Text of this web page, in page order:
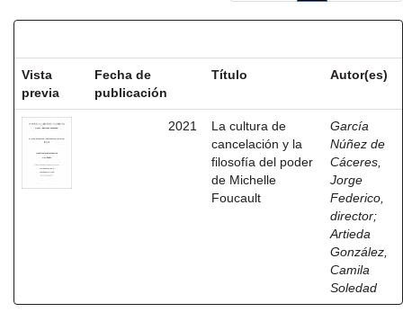
Vista
previa
Fecha de
publicación
Título Autor(es)
2021
La cultura de
cancelación y la
filosofía del poder
de Michelle
Foucault
García
Núñez de
Cáceres,
Jorge
Federico,
director;
Artieda
González,
Camila
Soledad